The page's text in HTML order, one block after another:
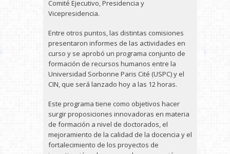
Comité Ejecutivo, Presidencia y
Vicepresidencia.
Entre otros puntos, las distintas comisiones
presentaron informes de las actividades en
curso y se aprobó un programa conjunto de
formación de recursos humanos entre la
Universidad Sorbonne Paris Cité (USPC) y el
CIN, que será lanzado hoy a las 12 horas.
Este programa tiene como objetivos hacer
surgir proposiciones innovadoras en materia
de formación a nivel de doctorados, el
mejoramiento de la calidad de la docencia y el
fortalecimiento de los proyectos de